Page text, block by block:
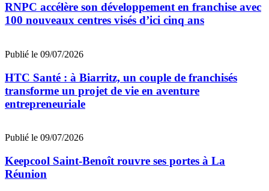
RNPC accélère son développement en franchise avec
100 nouveaux centres visés d’ici cinq ans
Publié le 09/07/2026
HTC Santé : à Biarritz, un couple de franchisés
transforme un projet de vie en aventure
entrepreneuriale
Publié le 09/07/2026
Keepcool Saint-Benoît rouvre ses portes à La
Réunion